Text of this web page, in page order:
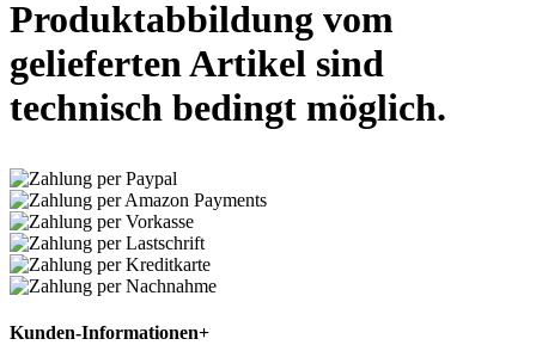
Produktabbildung vom
gelieferten Artikel sind
technisch bedingt möglich.
Kunden-Informationen+